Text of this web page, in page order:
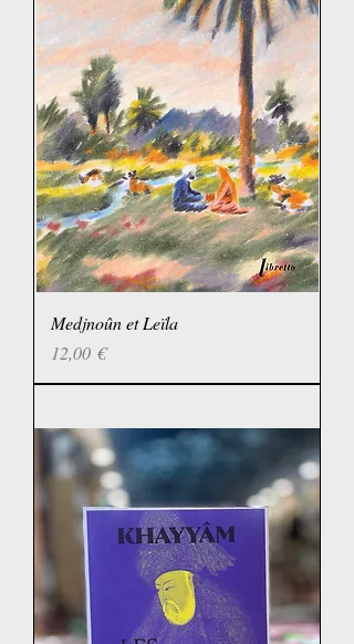
Medjnoûn et Leïla
Prix
12,00 €